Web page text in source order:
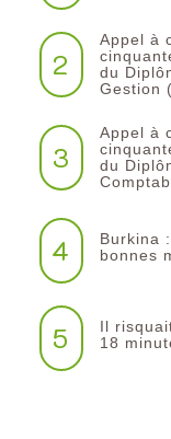
2
Appel à
du
Gestion
3
Appel à
du
4
Burkina
bonnes
5
Il
18